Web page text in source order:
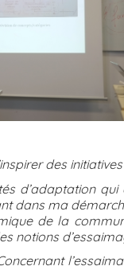
des
d’adaptation
dans ma
de la
notions